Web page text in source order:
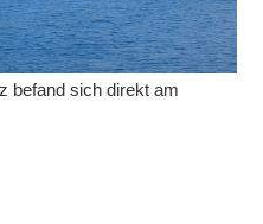
befand sich direkt am